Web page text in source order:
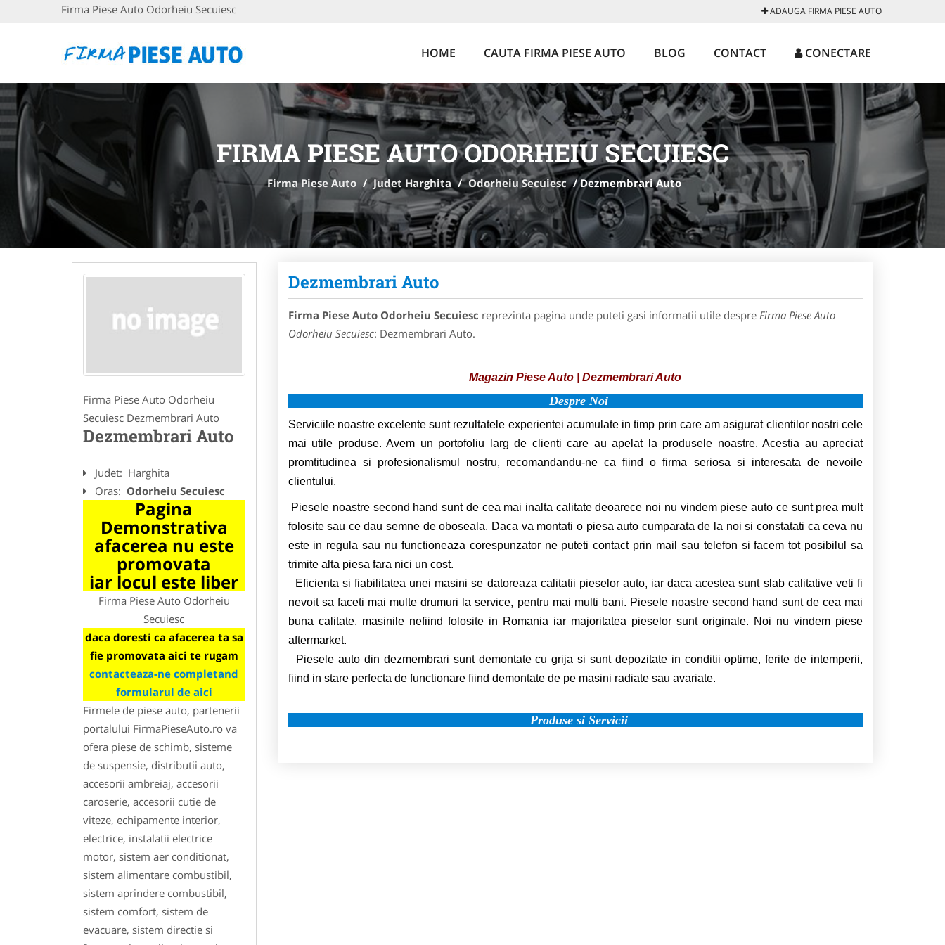
Firma Piese Auto Odorheiu Secuiesc ADAUGA FIRMA PIESE AUTO
HOME CAUTA FIRMA PIESE AUTO BLOG CONTACT CONECTARE
FIRMA PIESE AUTO ODORHEIU SECUIESC
Firma Piese Auto / Judet Harghita / Odorheiu Secuiesc /Dezmembrari Auto
Firma Piese Auto Odorheiu
Secuiesc Dezmembrari Auto
Dezmembrari Auto
Judet: Harghita
Oras: Odorheiu Secuiesc
Pagina
Demonstrativa
afacerea nu este
promovata
iar locul este liber
Firma Piese Auto Odorheiu
Secuiesc
daca doresti ca afacerea ta sa
fie promovata aici te rugam
contacteaza-ne completand
formularul de aici
Firmele de piese auto, partenerii
portalului FirmaPieseAuto.ro va
ofera piese de schimb, sisteme
de suspensie, distributii auto,
accesorii ambreiaj, accesorii
caroserie, accesorii cutie de
viteze, echipamente interior,
electrice, instalatii electrice
motor, sistem aer conditionat,
sistem alimentare combustibil,
sistem aprindere combustibil,
sistem comfort, sistem de
evacuare, sistem directie si
Dezmembrari Auto
Firma Piese Auto Odorheiu Secuiesc reprezinta pagina unde puteti gasi informatii utile despre Firma Piese Auto
Odorheiu Secuiesc: Dezmembrari Auto.
Magazin Piese Auto | Dezmembrari Auto
Despre Noi
Serviciile noastre excelente sunt rezultatele experientei acumulate in timp prin care am asigurat clientilor nostri cele
mai utile produse. Avem un portofoliu larg de clienti care au apelat la produsele noastre. Acestia au apreciat
promtitudinea si profesionalismul nostru, recomandandu-ne ca fiind o firma seriosa si interesata de nevoile
clientului.
Piesele noastre second hand sunt de cea mai inalta calitate deoarece noi nu vindem piese auto ce sunt prea mult
folosite sau ce dau semne de oboseala. Daca va montati o piesa auto cumparata de la noi si constatati ca ceva nu
este in regula sau nu functioneaza corespunzator ne puteti contact prin mail sau telefon si facem tot posibilul sa
trimite alta piesa fara nici un cost.
Eficienta si fiabilitatea unei masini se datoreaza calitatii pieselor auto, iar daca acestea sunt slab calitative veti fi
nevoit sa faceti mai multe drumuri la service, pentru mai multi bani. Piesele noastre second hand sunt de cea mai
buna calitate, masinile nefiind folosite in Romania iar majoritatea pieselor sunt originale. Noi nu vindem piese
aftermarket.
Piesele auto din dezmembrari sunt demontate cu grija si sunt depozitate in conditii optime, ferite de intemperii,
fiind in stare perfecta de functionare fiind demontate de pe masini radiate sau avariate.
Produse si Servicii